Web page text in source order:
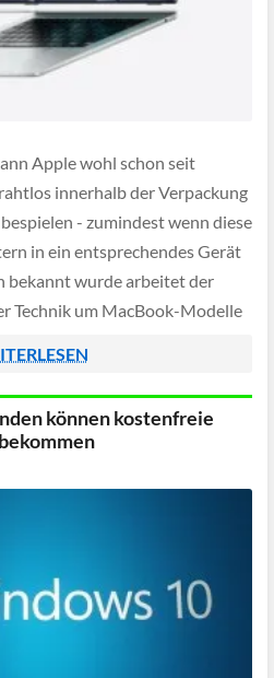
Apple wohl schon seit
innerhalb der Verpackung
- zumindest wenn diese
in ein entsprechendes Gerät
bekannt wurde arbeitet der
Technik um MacBook-Modelle
können kostenfreie